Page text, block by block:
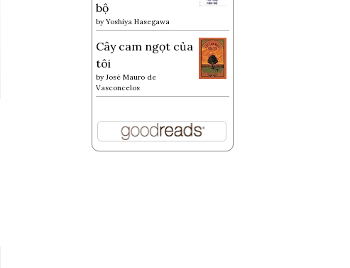
bộ
by Yoshiya Hasegawa
Cây cam ngọt của
tôi
by José Mauro de
Vasconcelos